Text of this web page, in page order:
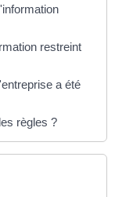
restreint
a été
règles ?